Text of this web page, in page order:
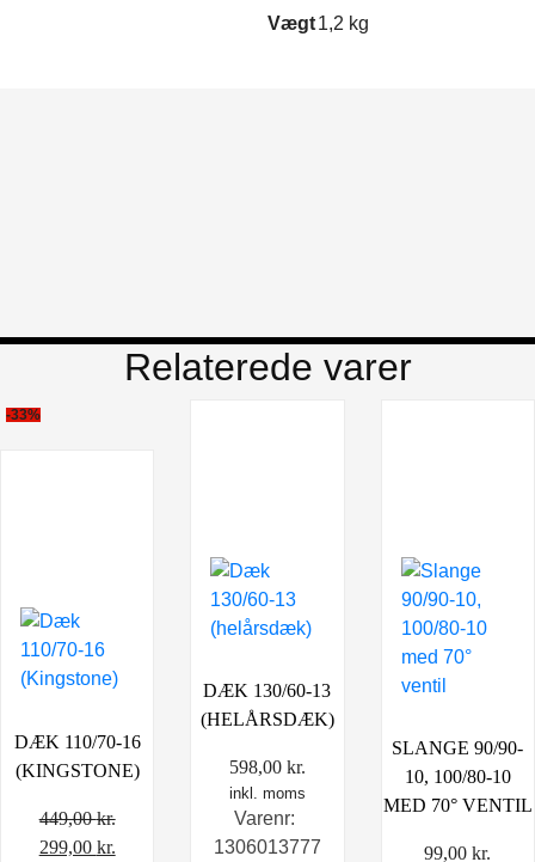
Vægt1,2 kg
Relaterede varer
-33%
DÆK 110/70-16
(KINGSTONE)
449,00kr.
Den
299,00 kr.
DÆK 130/60-13
(HELÅRSDÆK)
598,00 kr.
inkl. moms
Varenr:
1306013777
SLANGE 90/90-
10, 100/80-10
MED 70° VENTIL
99,00kr.